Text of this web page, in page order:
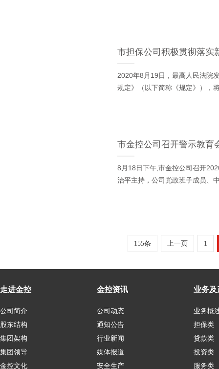
市担保公司积极贯彻落实
2020年8月19日，最高人民法院
规定》（以下简称《规定》），
市金控公司召开警示教育
8月18日下午,市金控公司召开
治平主持，公司党政班子成员、
155条 上一页 1
走进金控
公司简介
股东结构
集团架构
集团领导
金控文化
金控资讯
公司动态
通知公告
行业新闻
媒体报道
安全生产
业务及
业务概
担保类
贷款类
投资类
服务类